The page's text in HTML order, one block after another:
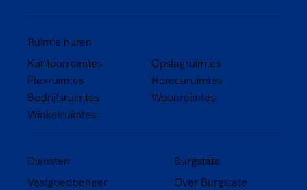
Ruimte huren
Kantoorruimtes
Flexruimtes
Bedrijfsruimtes
Winkelruimtes
Opslagruimtes
Horecaruimtes
Woonruimtes
Diensten
Vastgoedbeheer
Burgstate
Over Burgstate